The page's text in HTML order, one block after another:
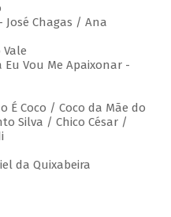
José Chagas / Ana
Eu Vou Me Apaixonar -
É Coco / Coco da Mãe do
Silva / Chico César /
da Quixabeira